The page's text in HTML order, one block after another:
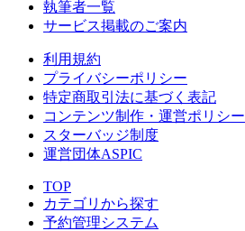
執筆者一覧
サービス掲載のご案内
利用規約
プライバシーポリシー
特定商取引法に基づく表記
コンテンツ制作・運営ポリシー
スターバッジ制度
運営団体ASPIC
TOP
カテゴリから探す
予約管理システム